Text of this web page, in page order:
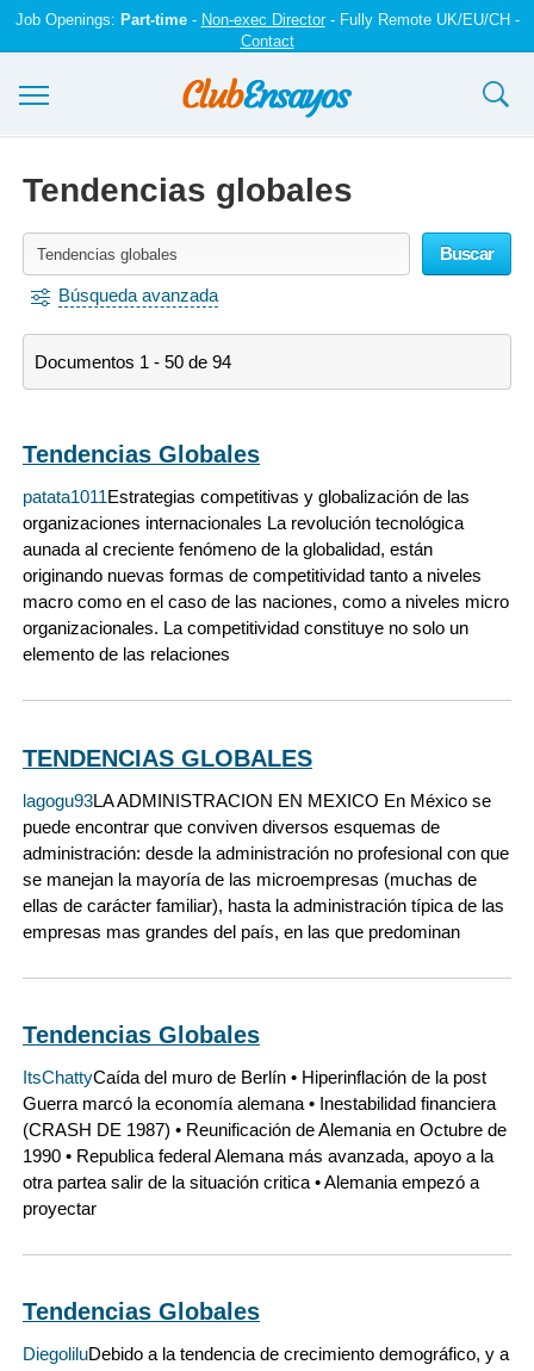
Job Openings: Part-time- Non-exec Director- Fully Remote UK/EU/CH -
Contact
Iniciar sesión
Tendencias globales
Buscar
Búsqueda avanzada
Documentos 1 - 50 de 94
Tendencias Globales
patata1011Estrategias competitivas y globalización de las
organizaciones internacionales La revolución tecnológica
aunada al creciente fenómeno de la globalidad, están
originando nuevas formas de competitividad tanto a niveles
macro como en el caso de las naciones, como a niveles micro
organizacionales. La competitividad constituye no solo un
elemento de las relaciones
TENDENCIAS GLOBALES
lagogu93LA ADMINISTRACION EN MEXICO En México se
puede encontrar que conviven diversos esquemas de
administración: desde la administración no profesional con que
se manejan la mayoría de las microempresas (muchas de
ellas de carácter familiar), hasta la administración típica de las
empresas mas grandes del país, en las que predominan
Tendencias Globales
ItsChattyCaída del muro de Berlín • Hiperinflación de la post
Guerra marcó la economía alemana • Inestabilidad financiera
(CRASH DE 1987) • Reunificación de Alemania en Octubre de
1990 • Republica federal Alemana más avanzada, apoyo a la
otra partea salir de la situación critica • Alemania empezó a
proyectar
Tendencias Globales
DiegoliluDebido a la tendencia de crecimiento demográfico, y a